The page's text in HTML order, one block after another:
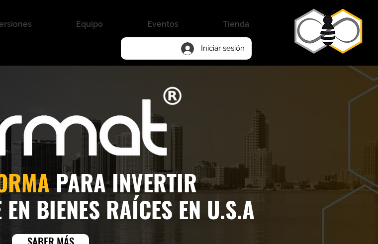
Equipo Eventos Tienda
Iniciar sesión
PARA INVERTIR
EN BIENES RAÍCES EN U.S.A